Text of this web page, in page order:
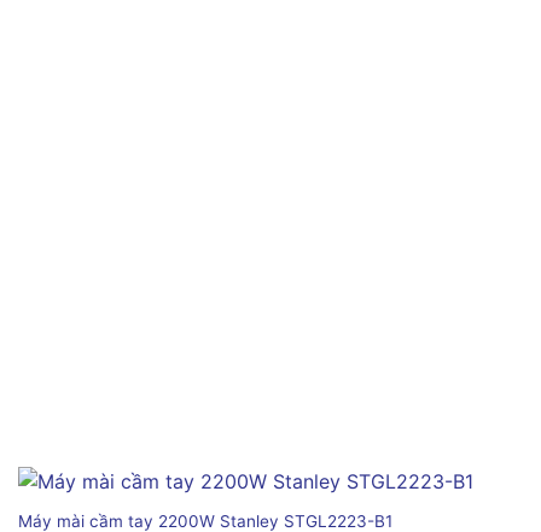
Máy mài cầm tay 2200W Stanley STGL2223-B1